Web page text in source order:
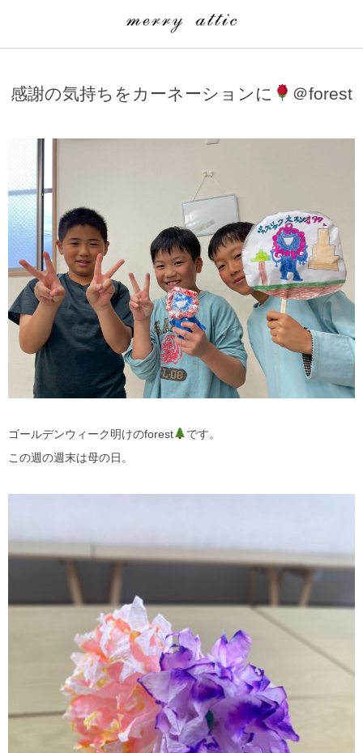
感謝の気持ちをカーネーションに ＠forest
ゴールデンウィーク明けのforest
です。
この週の週末は母の日。
埼玉県
merry attic ミュージッククラス